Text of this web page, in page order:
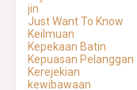
jin
Just Want To Know
Keilmuan
Kepekaan Batin
Kepuasan Pelanggan
Kerejekian
kewibawaan